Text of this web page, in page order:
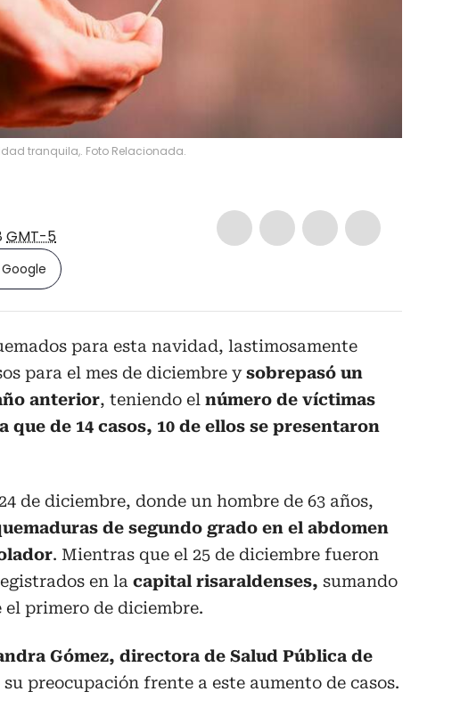
tranquila,. Foto Relacionada.
GMT-5
para esta navidad, lastimosamente
para el mes de diciembre ysobrepasó un
anterior, teniendo el número de víctimas
que de 14 casos, 10 de ellos se presentaron
de diciembre, donde un hombre de 63 años,
de segundo grado en el abdomen
. Mientras que el 25 de diciembre fueron
en la capital risaraldenses, sumando
el primero de diciembre.
Gómez, directora de Salud Pública de
preocupación frente a este aumento de casos.